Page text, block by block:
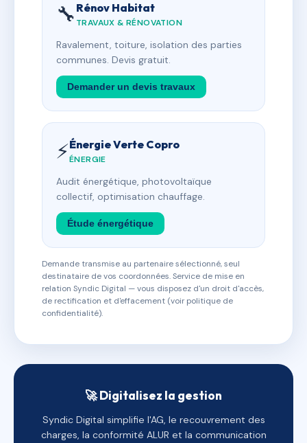
🔧 Rénov Habitat
TRAVAUX & RÉNOVATION
Ravalement, toiture, isolation des parties
communes. Devis gratuit.
Demander un devis travaux
⚡Énergie Verte Copro
ÉNERGIE
Audit énergétique, photovoltaïque
collectif, optimisation chauffage.
Étude énergétique
Demande transmise au partenaire sélectionné, seul
destinataire de vos coordonnées. Service de mise en
relation Syndic Digital — vous disposez d'un droit d'accès,
de rectification et d'effacement (voir politique de
confidentialité).
🚀 Digitalisez la gestion
Syndic Digital simplifie l'AG, le recouvrement des
charges, la conformité ALUR et la communication